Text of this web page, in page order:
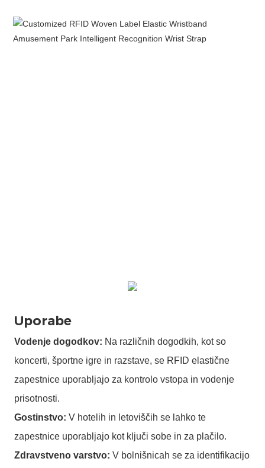
Uporabe
Vodenje dogodkov: Na različnih dogodkih, kot so
koncerti, športne igre in razstave, se RFID elastične
zapestnice uporabljajo za kontrolo vstopa in vodenje
prisotnosti.
Gostinstvo: V hotelih in letoviščih se lahko te
zapestnice uporabljajo kot ključi sobe in za plačilo.
Zdravstveno varstvo: V bolnišnicah se za identifikacijo